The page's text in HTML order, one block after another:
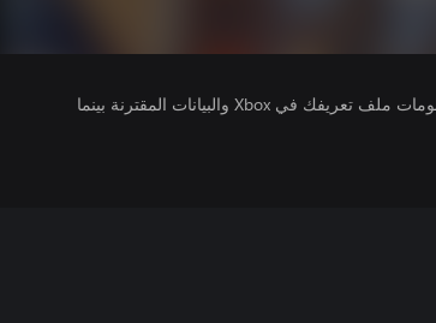
يتلقى ناشرو الألعاب التي تقوم بتشغيلها وصولاً إلى معلومات ملف تعريفك في Xbox والبيانات المقترنة بينما